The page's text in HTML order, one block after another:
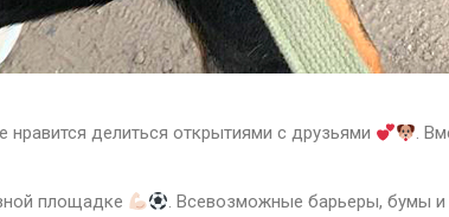
делиться открытиями с друзьями
.
площадке
. Всевозможные барьеры, бумы